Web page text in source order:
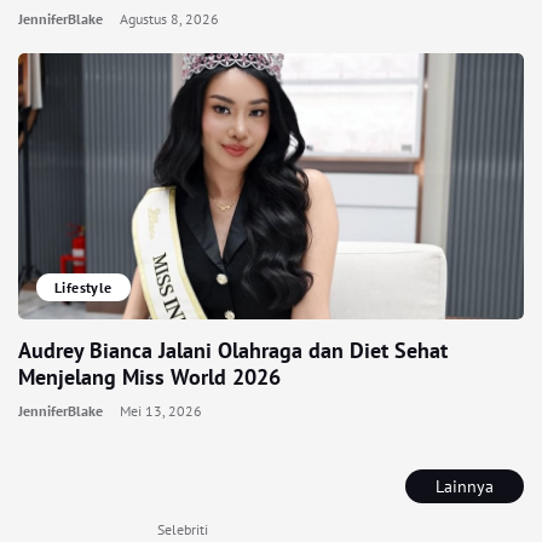
Lainnya
Selebriti
JenniferBlake Agustus 8, 2026
Lifestyle
Audrey Bianca Jalani Olahraga dan Diet Sehat
Menjelang Miss World 2026
JenniferBlake Mei 13, 2026